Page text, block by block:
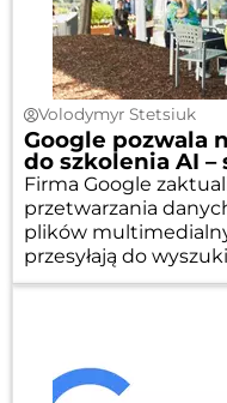
Volodymyr Stetsiuk
Google pozwala
do szkolenia AI
Firma Google
przetwarzania
plików
przesyłają do